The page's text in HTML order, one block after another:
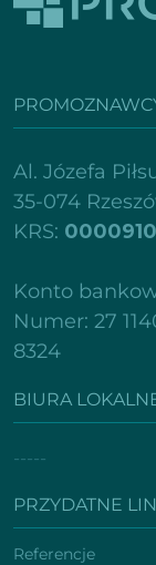
Al. Józefa
35-074
KRS:
Konto
Numer: 27
8324
BIURA
-----
PRZYDATNE
Referencje